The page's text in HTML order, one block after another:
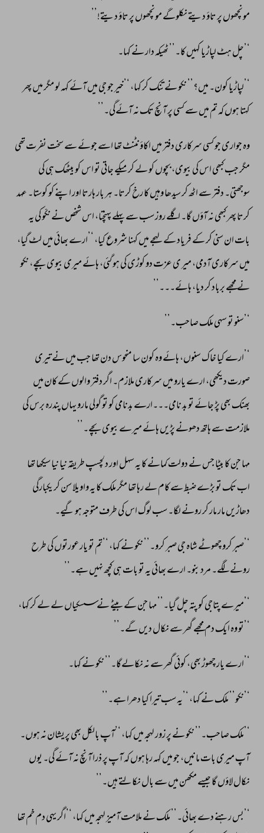
مونچھوں پر تاؤ دیتے نکلوگے مونچھوں پر تاؤ دیتے!’’
‘’چل ہٹ لپاڑیا کہیں کا۔’’ ٹھیکہ دار نے کہا۔
‘’لپاڑیا کون۔ میں؟’’ نکو نے تنک کر کہا، ‘’خیر جو جی میں آئے کہہ لو مگر میں پھر
کہتا ہوں کہ تم میں سے کسی پر آنچ تک نہ آئےگی۔’’
وہ جواری جو کسی سرکاری دفتر میں اکاؤنٹنٹ تھا اسے جوئے سے سخت نفرت تھی
مگر جب کبھی اس کی بیوی، بچوں کو لے کر میکے جاتی تو اس کو بیٹھک ہی کی
سوجھتی۔ دفتر سے اٹھ کر سیدھا وہیں کا رخ کرتا۔ ہر بار ہارتا اور اپنے کو کوستا۔ عہد
کرتا پھر کبھی نہ آؤں گا۔ اگلے روز سب سے پہلے پہنچتا، اس شخص نے نکّو کی یہ
بات ان سنی کر کے فریاد کے لہجے میں کہنا شروع کیا، ‘’ارے بھائی میں لٹ گیا،
میں سرکاری آدمی، میر ی عزت دو کوڑی کی ہو گئی، ہائے میری بیوی بچے، نکو
نے مجھے برباد کر دیا، ہائے۔۔۔’’
‘’سنو تو سہی ملک صاحب۔’’
‘’ارے کیا خاک سنوں، ہائے وہ کون سا منحوس دن تھا جب میں نے تیری
صورت دیکھی، ارے یارو میں سرکاری ملازم۔ اگر دفتر والوں کے کان میں
بھنک بھی پڑ جائے تو بد نامی۔۔۔ارے بدنامی کو تو گولی مارو یہاں پندرہ برس کی
ملازمت سے ہاتھ دھونے پڑیں ہائے میرے بیوی بچے۔’’
مہا جن کا بیٹا جس نے دولت کمانے کا یہ سہل اور دلچسپ طریقہ نیا نیا سیکھا تھا
اب تک تو بڑے ضبط سے کام لے رہا تھا مگر ملک کا یہ واویلا سن کر یکبارگی
دھاڑیں مار مار کر رونے لگا۔ سب لوگ اس کی طرف متوجہ ہو گیے۔
‘’صبر کرو چھوٹے شاہ جی صبر کرو۔’’ نکو نے کہا، ‘’تم تو یار عورتوں کی طرح
رونے لگے۔ مرد بنو۔ ارے بھائی یہ تو بات ہی کچھ نہیں ہے۔’’
‘’میرے پتاجی کو پتہ چل گیا۔’’ مہا جن کے بیٹے نے سسکیاں لے لے کر کہا،
‘’تو وہ ایک دم مجھے گھر سے نکال دیں گے۔’’
‘’ارے یار چھوڑ بھی، کوئی گھر سے نہ نکالےگا۔’’ نکو نے کہا۔
‘’نکو’’ ملک نے کہا، ‘’یہ سب تیرا کیا دھرا ہے۔’’
‘’ملک صاحب۔’’ نکو نے پر زور لہجہ میں کہا، ‘’آپ بالکل بھی پریشان نہ ہوں۔
آپ میری بات مانیں، جو میں کہہ رہا ہوں کہ آپ پر ذرا آنچ نہ آئے گی۔ یوں
نکال لاؤں گا جیسے مکھن میں سے بال نکالتے ہیں۔’’
‘’بس رہنے دے بھائی۔’’ ملک نے ملامت آمیز لہجہ میں کہا، ‘’اگر یہی دم خم تھا